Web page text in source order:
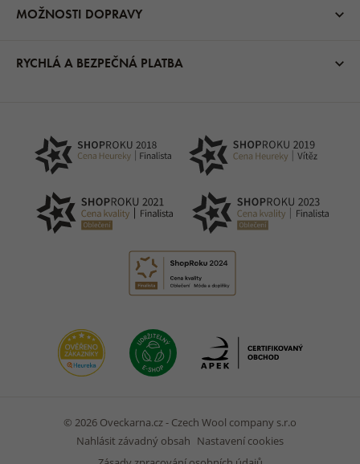
MOŽNOSTI DOPRAVY
RYCHLÁ A BEZPEČNÁ PLATBA
© 2026 Oveckarna.cz - Czech Wool company s.r.o
Nahlásit závadný obsah Nastavení cookies